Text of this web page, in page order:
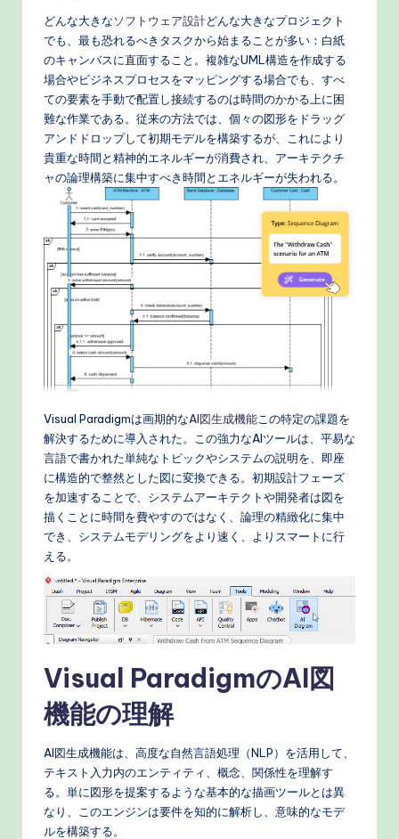
o
W
o
w
&
M
rn
M
どんな大きなソフトウェア設計どんな大きなプロジェクト
でも、最も恐れるべきタスクから始まることが多い：白紙
のキャンバスに直面すること。複雑なUML構造を作成する
場合やビジネスプロセスをマッピングする場合でも、すべ
ての要素を手動で配置し接続するのは時間のかかる上に困
難な作業である。従来の方法では、個々の図形をドラッグ
アンドドロップして初期モデルを構築するが、これにより
貴重な時間と精神的エネルギーが消費され、アーキテクチ
ャの論理構築に集中すべき時間とエネルギーが失われる。
Visual Paradigmは画期的なAI図生成機能この特定の課題を
解決するために導入された。この強力なAIツールは、平易な
言語で書かれた単純なトピックやシステムの説明を、即座
に構造的で整然とした図に変換できる。初期設計フェーズ
を加速することで、システムアーキテクトや開発者は図を
描くことに時間を費やすのではなく、論理の精緻化に集中
でき、システムモデリングをより速く、よりスマートに行
える。
Visual ParadigmのAI図
機能の理解
AI図生成機能は、高度な自然言語処理（NLP）を活用して、
テキスト入力内のエンティティ、概念、関係性を理解す
る。単に図形を提案するような基本的な描画ツールとは異
なり、このエンジンは要件を知的に解析し、意味的なモデ
ルを構築する。